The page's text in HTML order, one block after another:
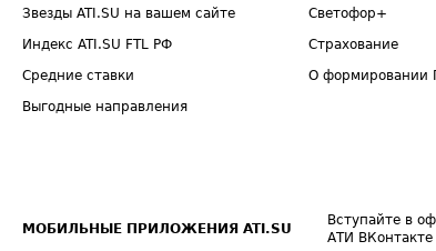
Звезды ATI.SU на вашем сайте
Индекс ATI.SU FTL РФ
Средние ставки
Выгодные направления
Светофор+
Страхование
О формировании
МОБИЛЬНЫЕ ПРИЛОЖЕНИЯ ATI.SU
Вступайте в
АТИ ВКонтакте